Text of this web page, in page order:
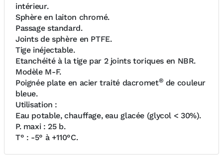
intérieur.
Sphère en laiton chromé.
Passage standard.
Joints de sphère en PTFE.
Tige inéjectable.
Etanchéité à la tige par 2 joints toriques en NBR.
Modèle M-F.
Poignée plate en acier traité dacromet® de couleur
bleue.
Utilisation :
Eau potable, chauffage, eau glacée (glycol < 30%).
P. maxi : 25 b.
T° : -5° à +110°C.